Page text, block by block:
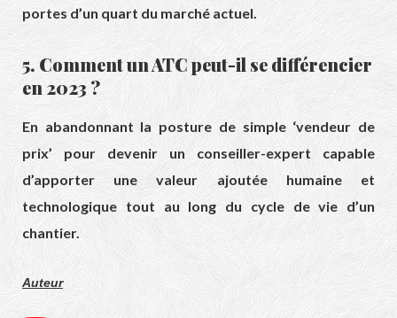
portes d’un quart du marché actuel.
5. Comment un ATC peut-il se différencier
en 2023 ?
En abandonnant la posture de simple ‘vendeur de
prix’ pour devenir un conseiller-expert capable
d’apporter une valeur ajoutée humaine et
technologique tout au long du cycle de vie d’un
chantier.
Auteur